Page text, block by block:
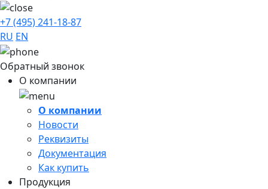
+7 (495) 241-18-87
RU EN
Обратный звонок
О компании
О компании
Новости
Реквизиты
Документация
Как купить
Продукция